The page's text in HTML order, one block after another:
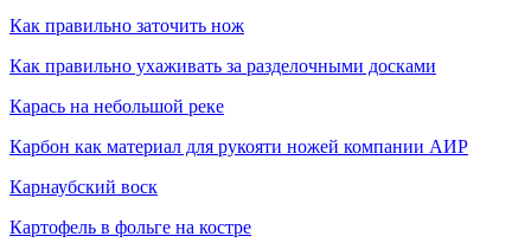
Как правильно заточить нож
Как правильно ухаживать за разделочными досками
Карась на небольшой реке
Карбон как материал для рукояти ножей компании АИР
Карнаубский воск
Картофель в фольге на костре